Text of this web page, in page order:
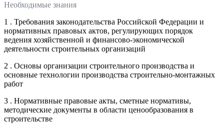
Необходимые знания
1 . Требования законодательства Российской Федерации и
нормативных правовых актов, регулирующих порядок
ведения хозяйственной и финансово-экономической
деятельности строительных организаций
2 . Основы организации строительного производства и
основные технологии производства строительно-монтажных
работ
3 . Нормативные правовые акты, сметные нормативы,
методические документы в области ценообразования в
строительстве